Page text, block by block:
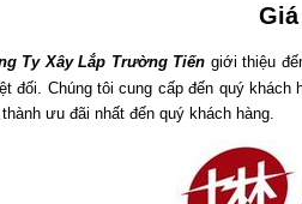
Ty Xây Lắp Trường Tiến giới thiệu
đối. Chúng tôi cung cấp đến quý khách
ưu đãi nhất đến quý khách hàng.